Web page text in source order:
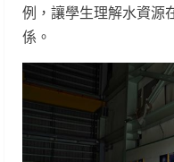
例，讓學生理解水資源
係。